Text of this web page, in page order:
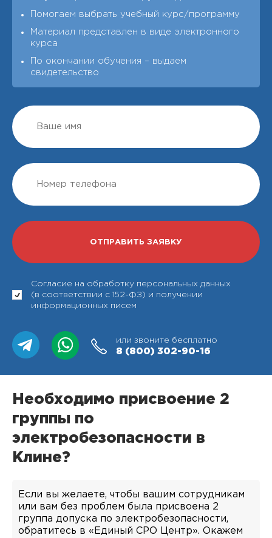
Помогаем выбрать учебный курс/программу
Материал представлен в виде электронного
курса
По окончании обучения – выдаeм
свидетельство
Согласие на обработку персональных данных
(в соответствии с 152-ФЗ) и получении
информационных писем
или звоните бесплатно
8 (800) 302-90-16
Необходимо присвоение 2
группы по
электробезопасности в
Клине?
Если вы желаете, чтобы вашим сотрудникам
или вам без проблем была присвоена 2
группа допуска по электробезопасности,
обратитесь в «Единый СРО Центр». Окажем